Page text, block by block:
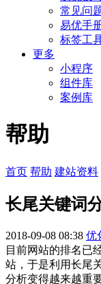
常见问
易优手
标签工
更多
小程序
组件库
案例库
帮助
首页 帮助 建站资料
长尾关键词
2018-09-08 08:38 优
目前网站的排名已
站，于是利用长尾
分析变得越来越重